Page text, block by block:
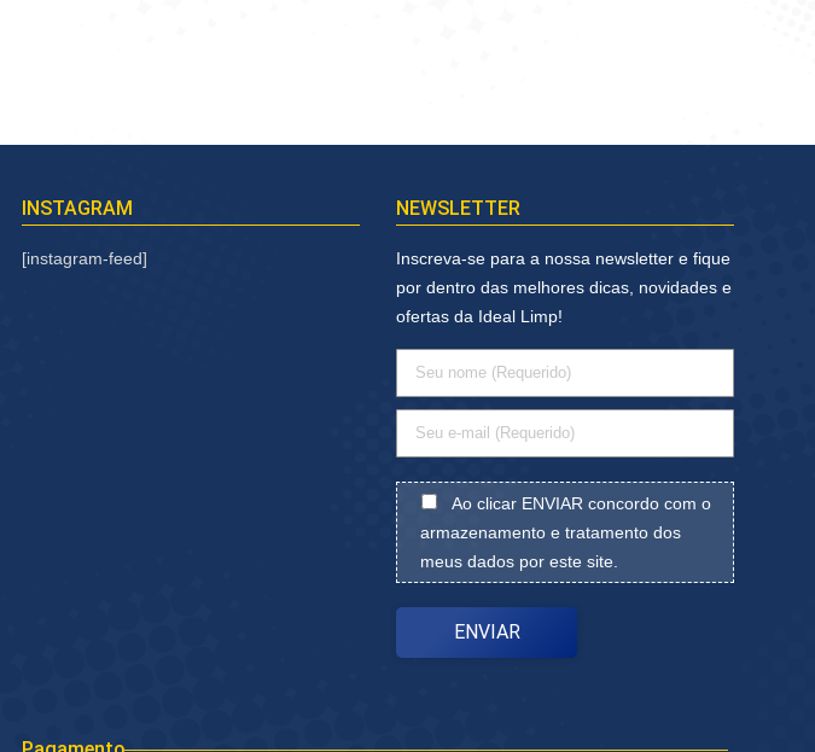
INSTAGRAM
[instagram-feed]
NEWSLETTER
Inscreva-se para a nossa newsletter e fique
por dentro das melhores dicas, novidades e
ofertas da Ideal Limp!
Ao clicar ENVIAR concordo com o
armazenamento e tratamento dos
meus dados por este site.